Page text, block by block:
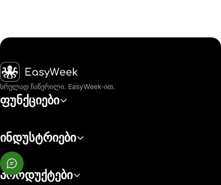
მთავარი
სრულად ჩაწერილი. EasyWeek-ით.
ფუნქციები
ინდუსტრიები
პროდუქტები